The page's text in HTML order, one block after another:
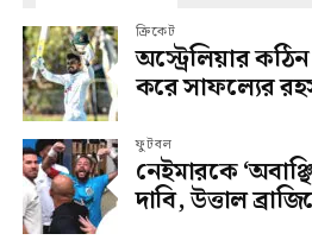
ক্রিকেট
অস্ট্রেলিয়ার
করে সাফল্যের
ফুটবল
নেইমারকে
দাবি, উত্তাল